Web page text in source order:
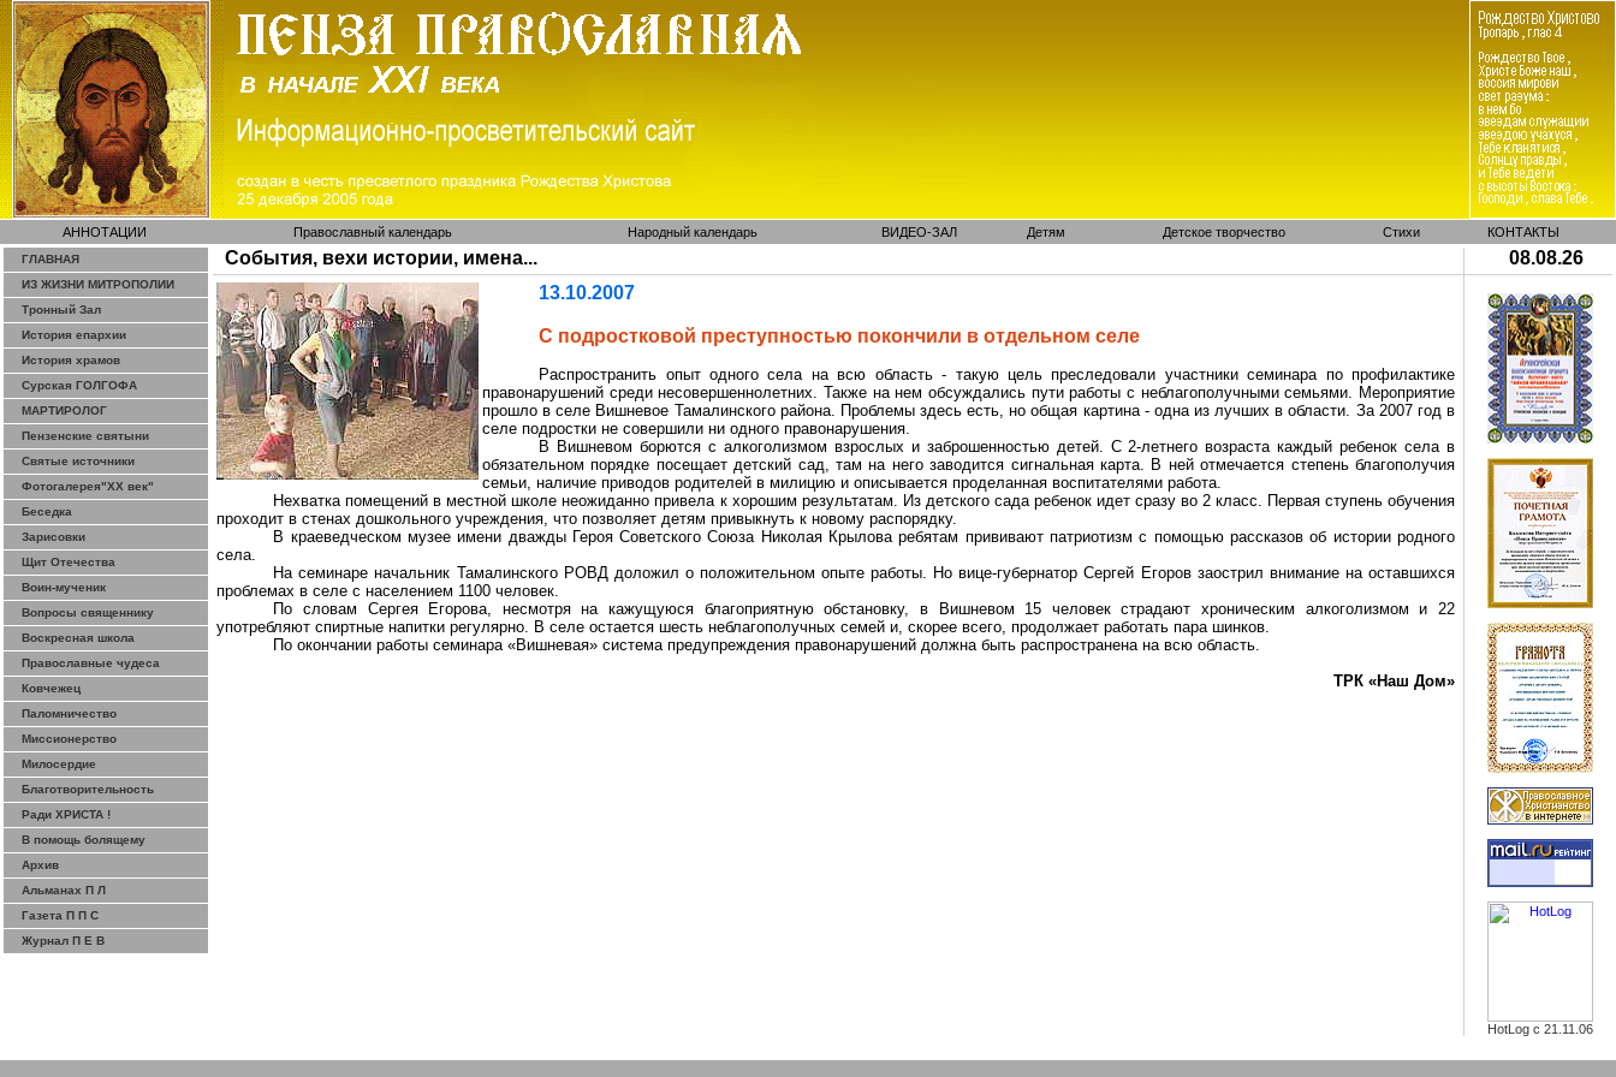
АННОТАЦИИ Православный календарь Народный календарь ВИДЕО-ЗАЛ Детям Детское творчество Стихи КОНТАКТЫ
ГЛАВНАЯ
ИЗ ЖИЗНИ МИТРОПОЛИИ
Тронный Зал
История епархии
История храмов
Сурская ГОЛГОФА
МАРТИРОЛОГ
Пензенские святыни
Святые источники
Фотогалерея"ХХ век"
Беседка
Зарисовки
Щит Отечества
Воин-мученик
Вопросы священнику
Воскресная школа
Православные чудеса
Ковчежец
Паломничество
Миссионерство
Милосердие
Благотворительность
Ради ХРИСТА !
В помощь болящему
Архив
Альманах П Л
Газета П П С
Журнал П Е В
События, вехи истории, имена...
08.08.26
13.10.2007
С подростковой преступностью покончили в отдельном селе
Распространить опыт одного села на всю область - такую цель преследовали участники семинара по профилактике
правонарушений среди несовершеннолетних. Также на нем обсуждались пути работы с неблагополучными семьями. Мероприятие
прошло в селе Вишневое Тамалинскогорайона. Проблемы здесь есть, но общая картина - одна из лучших в области. За 2007 год в
селе подростки не совершили ни одного правонарушения.
В Вишневом борются с алкоголизмом взрослых и заброшенностью детей. С 2-летнего возраста каждый ребенок села в
обязательном порядке посещает детский сад, там на него заводится сигнальная карта. В ней отмечается степень благополучия
семьи, наличие приводов родителей в милицию и описывается проделанная воспитателями работа.
Нехватка помещений в местной школе неожиданно привела к хорошим результатам. Из детского сада ребенок идет сразу во 2 класс. Первая ступень обучения
проходит в стенах дошкольного учреждения, что позволяет детям привыкнуть к новому распорядку.
В краеведческом музее имени дважды Героя Советского Союза Николая Крылова ребятам прививают патриотизм с помощью рассказов об истории родного
села.
На семинаре начальник ТамалинскогоРОВД доложил о положительном опыте работы. Но вице-губернатор Сергей Егоров заострил внимание на оставшихся
проблемах в селе с населением 1100 человек.
По словам Сергея Егорова, несмотря на кажущуюся благоприятную обстановку, в
Вишневом 15 человек страдают хроническим алкоголизмом и 22
употребляют спиртные напитки регулярно. В селе остается шесть неблагополучных семей и, скорее всего, продолжает работать пара шинков.
По окончании работы семинара «Вишневая» система предупреждения правонарушений должна быть распространена на всю область.
ТРК «Наш Дом»
HotLog с 21.11.06